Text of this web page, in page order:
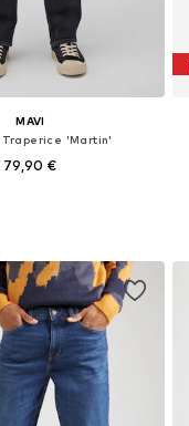
MAVI
'Martin'
79,90 €